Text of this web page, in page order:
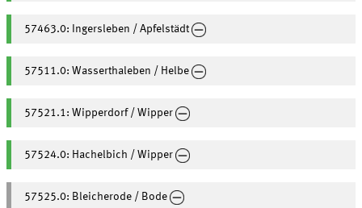
57463.0: Ingersleben / Apfelstädt
57511.0: Wasserthaleben / Helbe
57521.1: Wipperdorf / Wipper
57524.0: Hachelbich / Wipper
57525.0: Bleicherode / Bode